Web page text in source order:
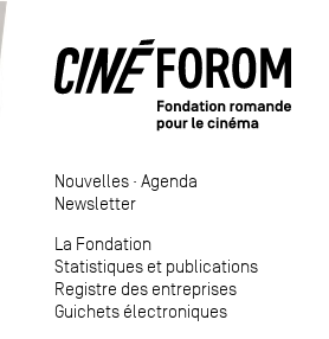
Nouvelles · Agenda
Newsletter
La Fondation
Statistiques et publications
Registre des entreprises
Guichets électroniques